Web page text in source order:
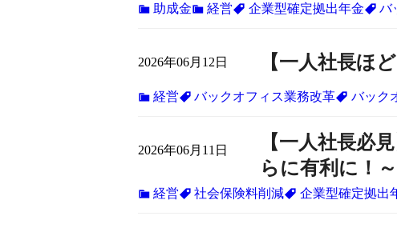
助成金 経営 企業型確定拠出年金 バ
2026年06月12日 【一人社長ほ
経営 バックオフィス業務改革 バック
2026年06月11日
【一人社長必
らに有利に！～
経営 社会保険料削減 企業型確定拠出